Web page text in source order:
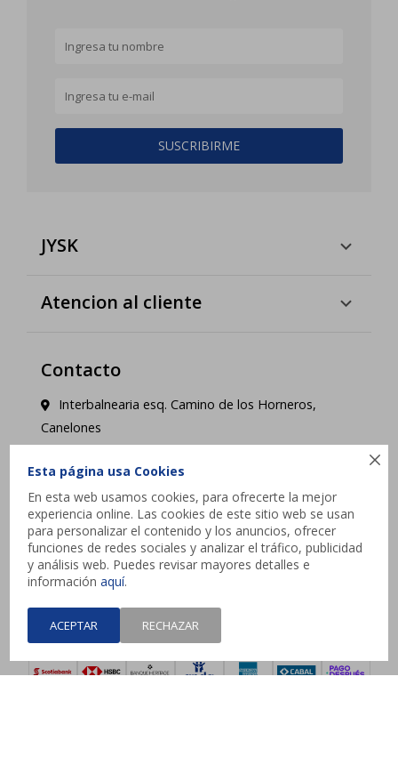

Esta página usa Cookies
En esta web usamos cookies, para ofrecerte la mejor
experiencia online. Las cookies de este sitio web se usan
para personalizar el contenido y los anuncios, ofrecer
funciones de redes sociales y analizar el tráfico, publicidad
y análisis web. Puedes revisar mayores detalles e
informaciónaquí.
ACEPTAR RECHAZAR
SUSCRIBIRME
JYSK
Atencion al cliente
Contacto
Interbalnearia esq. Camino de los Horneros,
Canelones
contacto@jysk.uy
Lunes a Domingo de 10 a 21 hs - Pick up web 3 a
4 días hábiles.
   